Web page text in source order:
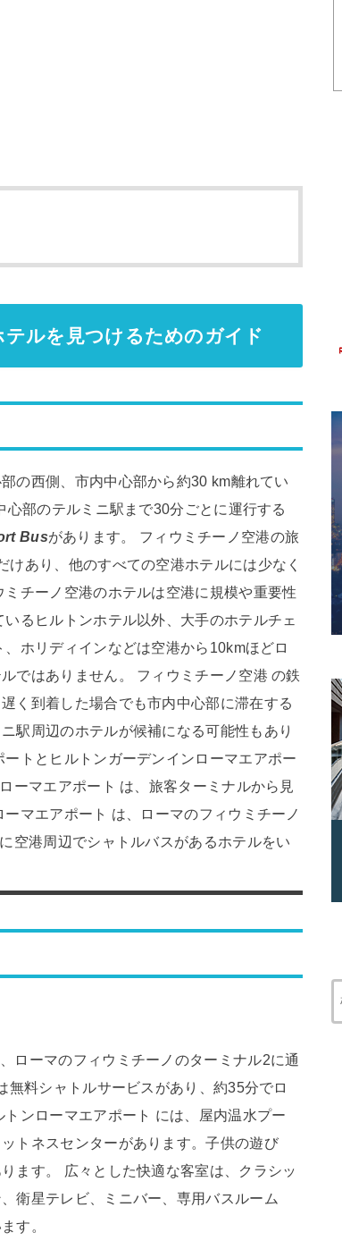
ルを見つけるためのガイド
の西側、市内中心部から約30 km離れてい
部のテルミニ駅まで30分ごとに運行する
Busがあります。 フィウミチーノ空港の旅
あり、他のすべての空港ホテルには少なく
チーノ空港のホテルは空港に規模や重要性
るヒルトンホテル以外、大手のホテルチェ
ホリディインなどは空港から10kmほどロ
ではありません。 フィウミチーノ空港 の鉄
く到着した場合でも市内中心部に滞在する
駅周辺のホテルが候補になる可能性もあり
トとヒルトンガーデンインローマエアポー
ーマエアポート は、旅客ターミナルから見
マエアポート は、ローマのフィウミチーノ
空港周辺でシャトルバスがあるホテルをい
ローマのフィウミチーノのターミナル2に通
料シャトルサービスがあり、約35分でロ
ンローマエアポート には、屋内温水プー
トネスセンターがあります。子供の遊び
ます。 広々とした快適な客室は、クラシッ
衛星テレビ、ミニバー、専用バスルーム
す。